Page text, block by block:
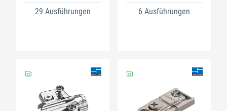
29 Ausführungen
6 Ausführungen